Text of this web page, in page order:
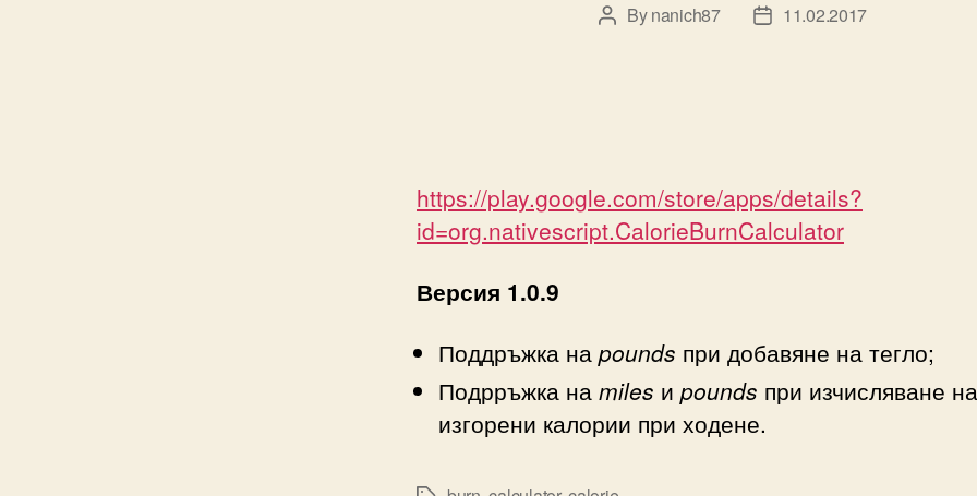
PostBynanich87
Post11.02.2017
https://play.google.com/store/apps/details?
id=org.nativescript.CalorieBurnCalculator
Версия 1.0.9
Поддръжка на pounds при добавяне на тегло;
Подрръжка на miles и pounds при изчисляване на
изгорени калории при ходене.